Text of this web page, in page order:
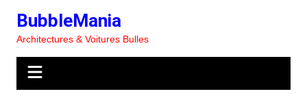
contenu
BubbleMania
Architectures & Voitures Bulles